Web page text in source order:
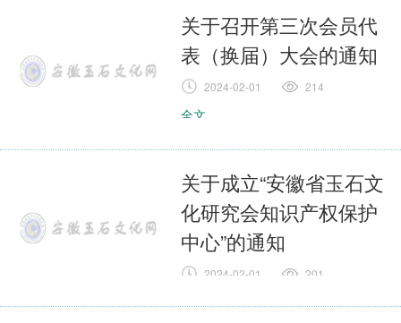
全文
关于召开第三次会员代
表（换届）大会的通知
2024-02-01 214
全文
关于成立“安徽省玉石文
化研究会知识产权保护
中心”的通知
2024-02-01 201